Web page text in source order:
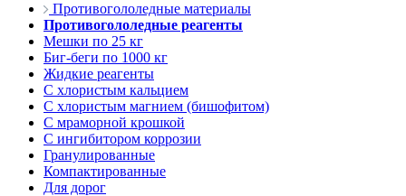
Противогололедные материалы
Противогололедные реагенты
Мешки по 25 кг
Биг-беги по 1000 кг
Жидкие реагенты
С хлористым кальцием
С хлористым магнием (бишофитом)
С мраморной крошкой
С ингибитором коррозии
Гранулированные
Компактированные
Для дорог